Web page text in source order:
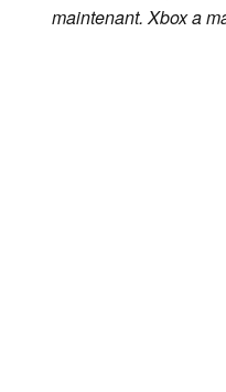
maintenant. Xbox a